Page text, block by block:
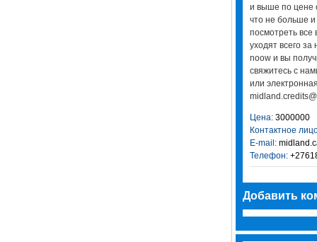
и выше по цене
что не больше
посмотреть
уходят всего
noow и вы
свяжитесь с
или
Цена:3000000
Контактное
E-mail:
Телефон:
Добавить